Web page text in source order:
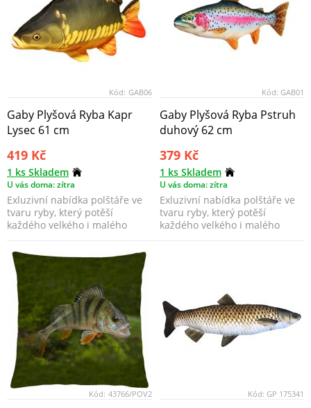
Kód: GAB06
Gaby Plyšová Ryba Kapr
Lysec 61 cm
419 Kč
1 ks Skladem
U vás doma: zítra
Exluzivní nabídka polštáře ve
tvaru ryby, který potěší
každého velkého i malého
Kód: GAB01
Gaby Plyšová Ryba Pstruh
duhový 62 cm
379 Kč
1 ks Skladem
U vás doma: zítra
Exluzivní nabídka polštáře ve
tvaru ryby, který potěší
každého velkého i malého
Kód: 43766/POV2 Kód: GP 175341